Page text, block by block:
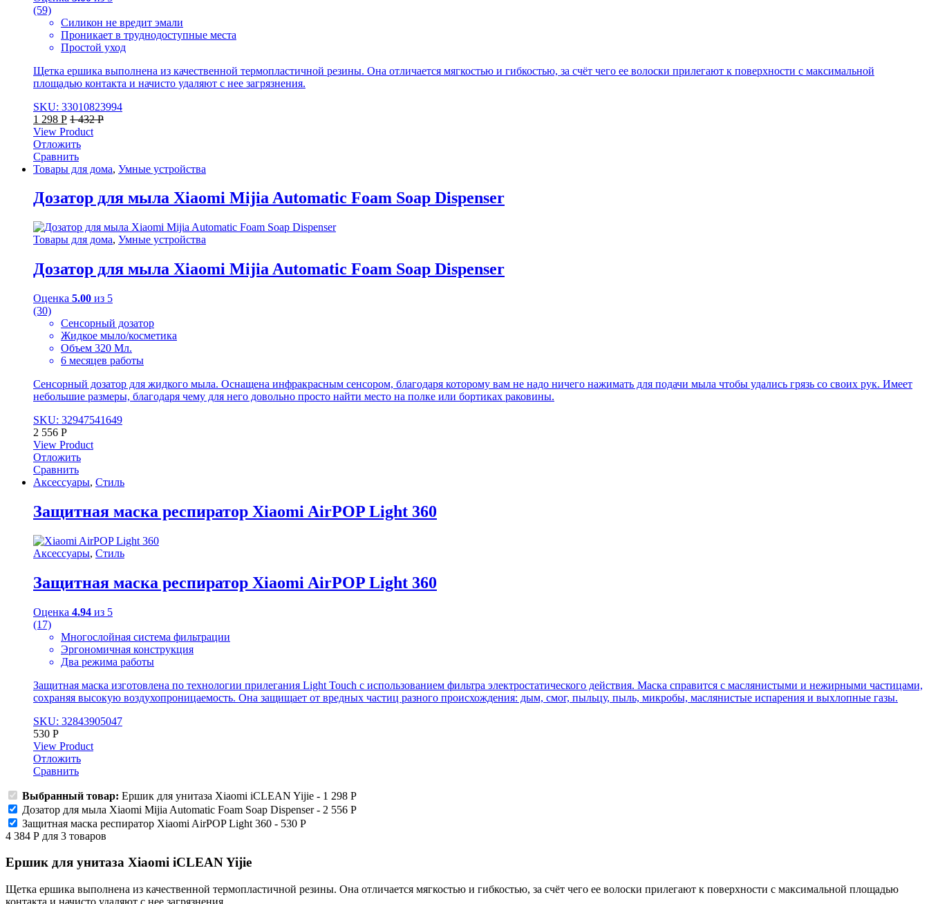
(59)
Силикон не вредит эмали
Проникает в труднодоступные места
Простой уход
Щетка ершика выполнена из качественной термопластичной резины. Она отличается мягкостью и гибкостью, за счёт чего ее волоски прилегают к поверхности с максимальной
площадью контакта и начисто удаляют с нее загрязнения.
SKU: 33010823994
1 298 Р 1 432Р
View Product
Отложить
Сравнить
Товары для дома, Умные устройства
Дозатор для мыла Xiaomi Mijia Automatic Foam Soap Dispenser
Товары для дома, Умные устройства
Дозатор для мыла Xiaomi Mijia Automatic Foam Soap Dispenser
Оценка 5.00 из 5
(30)
Сенсорный дозатор
Жидкое мыло/косметика
Объем 320 Мл.
6 месяцев работы
Сенсорный дозатор для жидкого мыла. Оснащена инфракрасным сенсором, благодаря которому вам не надо ничего нажимать для подачи мыла чтобы удались грязь со своих рук. Имеет
небольшие размеры, благодаря чему для него довольно просто найти место на полке или бортиках раковины.
SKU: 32947541649
2 556 Р
View Product
Отложить
Сравнить
Аксессуары, Стиль
Защитная маска респиратор Xiaomi AirPOP Light 360
Аксессуары, Стиль
Защитная маска респиратор Xiaomi AirPOP Light 360
Оценка 4.94 из 5
(17)
Многослойная система фильтрации
Эргономичная конструкция
Два режима работы
Защитная маска изготовлена по технологии прилегания Light Touch с использованием фильтра электростатического действия. Маска справится с маслянистыми и нежирными частицами,
сохраняя высокую воздухопроницаемость. Она защищает от вредных частиц разного происхождения: дым, смог, пыльцу, пыль, микробы, маслянистые испарения и выхлопные газы.
SKU: 32843905047
530 Р
View Product
Отложить
Сравнить
Выбранный товар: Ершик для унитаза Xiaomi iCLEAN Yijie - 1 298 Р
Дозатор для мыла Xiaomi Mijia Automatic Foam Soap Dispenser- 2 556 Р
Защитная маска респиратор Xiaomi AirPOP Light 360 - 530 Р
4 384 Р для 3 товаров
Ершик для унитаза Xiaomi iCLEAN Yijie
Щетка ершика выполнена из качественной термопластичной резины. Она отличается мягкостью и гибкостью, за счёт чего ее волоски прилегают к поверхности с максимальной площадью